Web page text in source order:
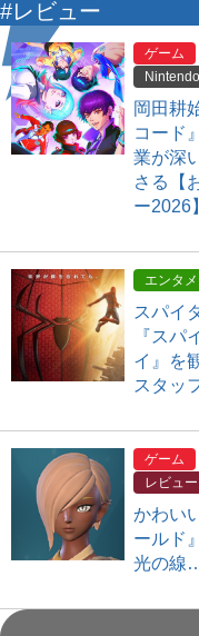
#レビュー
ゲーム
岡田耕
コード
業が深
さる【
ー2026】
エンタメ
スパイ
『スパ
イ』を
スタッ
ゲーム
レビュー
かわい
ールド
光の線